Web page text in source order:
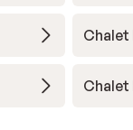
Chalet